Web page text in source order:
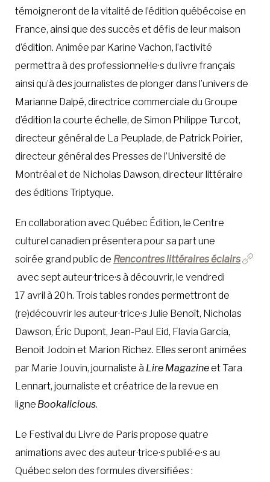
témoigneront de la vitalité de l’édition québécoise en
France, ainsi que des succès et défis de leur maison
d’édition. Animée par Karine Vachon, l’activité
permettra à des professionnel·le·s du livre français
ainsi qu’à des journalistes de plonger dans l’univers de
Marianne Dalpé, directrice commerciale du Groupe
d’édition la courte échelle, de Simon Philippe Turcot,
directeur général de La Peuplade, de Patrick Poirier,
directeur général des Presses de l’Université de
Montréal et de Nicholas Dawson, directeur littéraire
des éditions Triptyque.
En collaboration avec Québec Édition, le Centre
culturel canadien présentera pour sa part une
soirée grand public de Rencontres littéraires éclairs
avec sept auteur·trice·s à découvrir, le vendredi
17 avril à 20 h. Trois tables rondes permettront de
(re)découvrir les auteur·trice·s Julie Benoît, Nicholas
Dawson, Éric Dupont, Jean-Paul Eid, Flavia Garcia,
Benoit Jodoin et Marion Richez. Elles seront animées
par Marie Jouvin, journaliste à Lire Magazineet Tara
Lennart, journaliste et créatrice de la revue en
ligne Bookalicious.
Le Festival du Livre de Paris propose quatre
animations avec des auteur·trice·s publié·e·s au
Québec selon des formules diversifiées :